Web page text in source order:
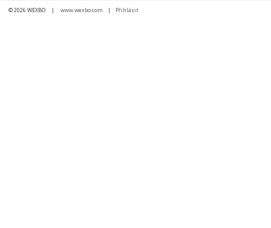
© 2026 WEXBO | www.wexbo.com | Přihlásit